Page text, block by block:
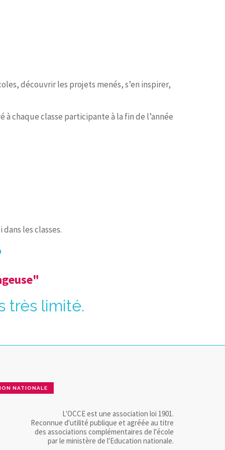
découvrir les projets menés, s’en inspirer,
chaque classe participante à la fin de l’année
les classes.
très limité.
NATIONALE
L'OCCE est une association loi 1901.
Reconnue d'utilité publique et agréée au titre
des associations complémentaires de l'école
par le ministère de l'Education nationale.